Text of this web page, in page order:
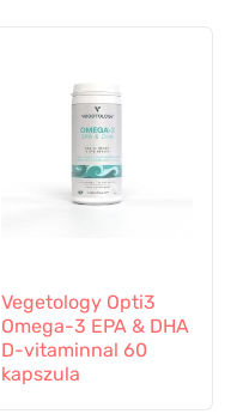
Vegetology Opti3
Omega-3 EPA & DHA
D-vitaminnal 60
kapszula